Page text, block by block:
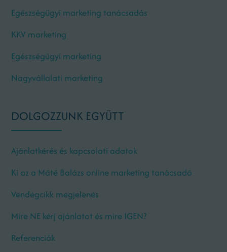
Egészségügyi marketing tanácsadás
KKV marketing
Egészségügyi marketing
Nagyvállalati marketing
DOLGOZZUNK EGYÜTT
Ajánlatkérés és kapcsolati adatok
Ki az a Máté Balázs online marketing tanácsadó
Vendégcikk megjelenés
Mire NE kérj ajánlatot és mire IGEN?
Referenciák